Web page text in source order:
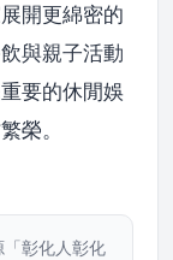
開更綿密的
與親子活動
要的休閒娛
榮。
彰化人彰化